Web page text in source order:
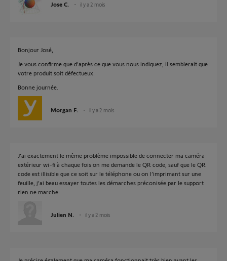
Jose C. il y a 2 mois
Bonjour José,
Je vous confirme que d'après ce que vous nous indiquez, il semblerait que
votre produit soit défectueux.
Bonne journée.
Morgan F. il y a 2 mois
J’ai exactement le même problème impossible de connecter ma caméra
extérieur wi-fi à chaque fois on me demande le QR code, sauf que le QR
code est illisible que ce soit sur le téléphone ou on l’imprimant sur une
feuille, j’ai beau essayer toutes les démarches préconisée par le support
rien ne marche
Julien N. il y a 2 mois